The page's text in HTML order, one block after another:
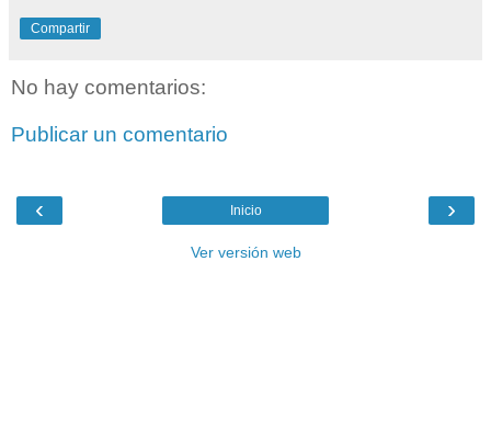
Compartir
No hay comentarios:
Publicar un comentario
‹ ›
Inicio
Ver versión web